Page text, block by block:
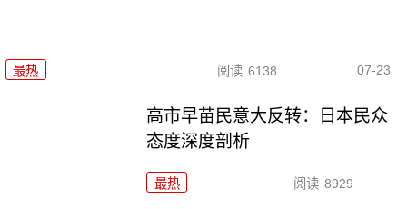
最热 阅读 6138 07-23
高市早苗民意大反转：日本民众
态度深度剖析
最热 阅读 8929